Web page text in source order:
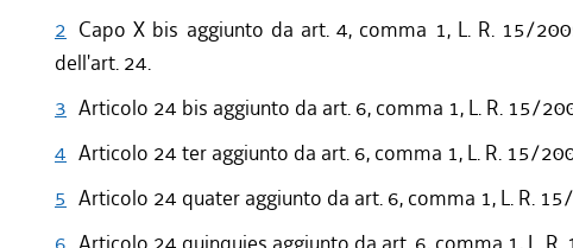
2 Capo X bis aggiunto da art. 4, comma 1, L. R. 15/
dell'art. 24.
3 Articolo 24 bis aggiunto da art. 6, comma 1, L. R. 15/
4 Articolo 24 ter aggiunto da art. 6, comma 1, L. R. 15/
5 Articolo 24 quater aggiunto da art. 6, comma 1, L. R.